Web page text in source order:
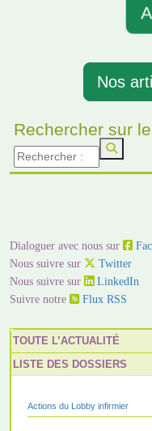
Nos
Rechercher sur
Dialoguer avec nous sur
Nous suivre sur
Twitter
Nous suivre sur
LinkedIn
Suivre notre
Flux RSS
TOUTE L’ACTUALITÉ
LISTE DES DOSSIERS
Actions du Lobby infirmier